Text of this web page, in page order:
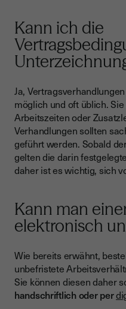
Kann ich die
Ja,
möglich und oft üblich.
Arbeitszeiten oder
Verhandlungen sollten
geführt werden. Sobald
gelten die darin
daher ist es wichtig, sich
Kann man
elektronisch
Wie bereits erwähnt,
unbefristete
Sie können diesen daher
handschriftlich oder per